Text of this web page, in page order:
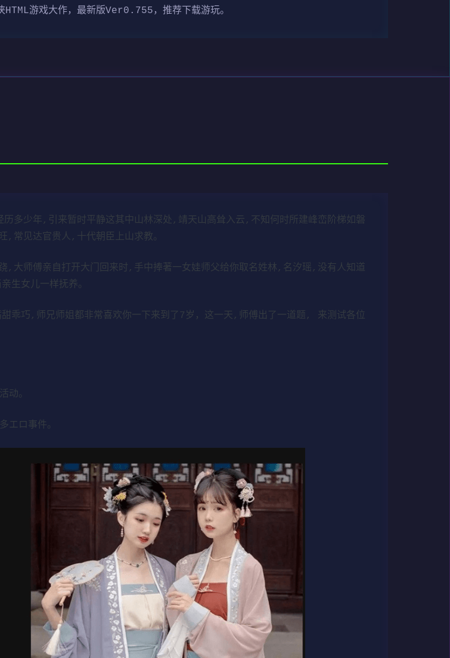
游戏大作，最新版Ver0.755，推荐下载游玩。
多少年,引来暂时平静这其中山林深处,靖天山高耸入云,不知何时所建峰峦阶梯如磐
常见达官贵人,十代朝臣上山求教。
大师傅亲自打开大门回来时,手中捧著一女娃师父给你取名姓林,名汐瑶,没有人知道
生女儿一样抚养。
乖巧,师兄师姐都非常喜欢你一下来到了7岁，这一天,师傅出了一道题, 来测试各位
动。
エロ事件。